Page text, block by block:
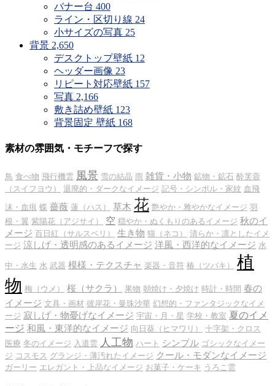
バナー台 400
ライン・区切り線 24
小サイズの写真 25
背景 2,650
デスクトップ壁紙 12
ヘッダー画像 23
リピート対応壁紙 157
写真 2,166
敷き詰め壁紙 123
背景固定 壁紙 168
素材の雰囲気・モチーフで探す
鳥 食べ物 飛行機雲 風景 雪の結晶 雨 雑貨・小物 鉱物・鉱石 酔芙蓉
（スイフヨウ）
退廃的・ダークなイメージ 記号・シンボル・家紋 血飛
沫・血痕 蝶 薔薇 蓮（ハス） 草木 花 艶やか・雅やかなイメージ 羽
根・翼 紫陽花（アジサイ） 空 穏やか・ぬくもりのあるイメージ 秋のイ
メージ 百日紅（サルスベリ） 生き物 猫（ネコ）
清らか・凛としたイメ
ージ 涼しげ・透明感のあるイメージ 洋風・西洋的なイメージ 水
中・水生 水 武器 模様・テクスチャ 楽器・音符 椿（ツバキ）
植
物 梅（ウメ） 桜（サクラ） 果物 朝焼け・夕焼け 時計・時間 春の
イメージ 文具・画材 彼岸花・曼珠沙華 幻想的・ファンタジックなイメ
ージ 寂しげ・物憂げなイメージ 宇宙・月・星 学校・教室 夏のイメ
ージ 和風・東洋的なイメージ 向日葵（ヒマワリ）
十字架・クロス
医療 冬のイメージ 入道雲 人工物 ハート シンプル ゴシックなイメー
ジ コスモス グランジ・薄汚れたイメージ クール・モダンなイメージ
ガーリー エレガント・上品なイメージ お菓子・ケーキ うろこ雲